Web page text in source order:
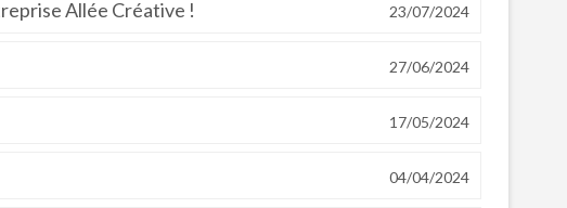
Allée Créative ! 23/07/2024
27/06/2024
17/05/2024
04/04/2024